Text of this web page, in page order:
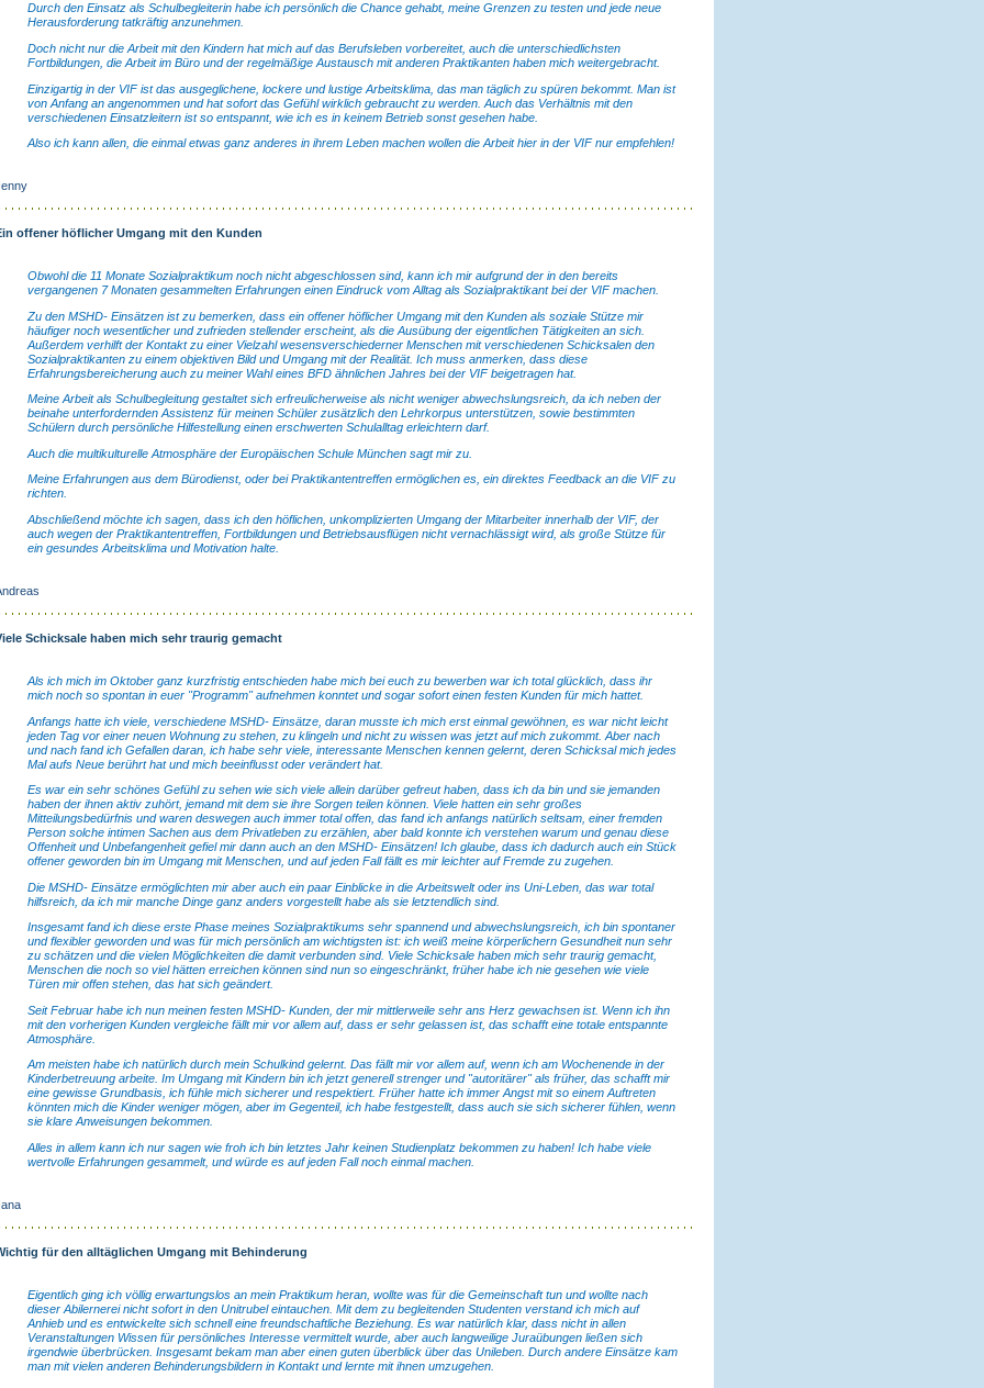
Durch den Einsatz als Schulbegleiterin habe ich persönlich die Chance gehabt, meine Grenzen zu testen und jede neue
Herausforderung tatkräftig anzunehmen.
Doch nicht nur die Arbeit mit den Kindern hat mich auf das Berufsleben vorbereitet, auch die unterschiedlichsten
Fortbildungen, die Arbeit im Büro und der regelmäßige Austausch mit anderen Praktikanten haben mich weitergebracht.
Einzigartig in der VIF ist das ausgeglichene, lockere und lustige Arbeitsklima, das man täglich zu spüren bekommt. Man ist
von Anfang an angenommen und hat sofort das Gefühl wirklich gebraucht zu werden. Auch das Verhältnis mit den
verschiedenen Einsatzleitern ist so entspannt, wie ich es in keinem Betrieb sonst gesehen habe.
Also ich kann allen, die einmal etwas ganz anderes in ihrem Leben machen wollen die Arbeit hier in der VIF nur empfehlen!
offener höflicher Umgang mit den Kunden
Obwohl die 11 Monate Sozialpraktikum noch nicht abgeschlossen sind, kann ich mir aufgrund der in den bereits
vergangenen 7 Monaten gesammelten Erfahrungen einen Eindruck vom Alltag als Sozialpraktikant bei der VIF machen.
Zu den MSHD- Einsätzen ist zu bemerken, dass ein offener höflicher Umgang mit den Kunden als soziale Stütze mir
häufiger noch wesentlicher und zufrieden stellender erscheint, als die Ausübung der eigentlichen Tätigkeiten an sich.
Außerdem verhilft der Kontakt zu einer Vielzahl wesensverschiederner Menschen mit verschiedenen Schicksalen den
Sozialpraktikanten zu einem objektiven Bild und Umgang mit der Realität. Ich muss anmerken, dass diese
Erfahrungsbereicherung auch zu meiner Wahl eines BFD ähnlichen Jahres bei der VIF beigetragen hat.
Meine Arbeit als Schulbegleitung gestaltet sich erfreulicherweise als nicht weniger abwechslungsreich, da ich neben der
beinahe unterfordernden Assistenz für meinen Schüler zusätzlich den Lehrkorpus unterstützen, sowie bestimmten
Schülern durch persönliche Hilfestellung einen erschwerten Schulalltag erleichtern darf.
Auch die multikulturelle Atmosphäre der Europäischen Schule München sagt mir zu.
Meine Erfahrungen aus dem Bürodienst, oder bei Praktikantentreffen ermöglichen es, ein direktes Feedback an die VIF zu
richten.
Abschließend möchte ich sagen, dass ich den höflichen, unkomplizierten Umgang der Mitarbeiter innerhalb der VIF, der
auch wegen der Praktikantentreffen, Fortbildungen und Betriebsausflügen nicht vernachlässigt wird, als große Stütze für
ein gesundes Arbeitsklima und Motivation halte.
Schicksale haben mich sehr traurig gemacht
Als ich mich im Oktober ganz kurzfristig entschieden habe mich bei euch zu bewerben war ich total glücklich, dass ihr
mich noch so spontan in euer "Programm" aufnehmen konntet und sogar sofort einen festen Kunden für mich hattet.
Anfangs hatte ich viele, verschiedene MSHD- Einsätze, daran musste ich mich erst einmal gewöhnen, es war nicht leicht
jeden Tag vor einer neuen Wohnung zu stehen, zu klingeln und nicht zu wissen was jetzt auf mich zukommt. Aber nach
und nach fand ich Gefallen daran, ich habe sehr viele, interessante Menschen kennen gelernt, deren Schicksal mich jedes
Mal aufs Neue berührt hat und mich beeinflusst oder verändert hat.
Es war ein sehr schönes Gefühl zu sehen wie sich viele allein darüber gefreut haben, dass ich da bin und sie jemanden
haben der ihnen aktiv zuhört, jemand mit dem sie ihre Sorgen teilen können. Viele hatten ein sehr großes
Mitteilungsbedürfnis und waren deswegen auch immer total offen, das fand ich anfangs natürlich seltsam, einer fremden
Person solche intimen Sachen aus dem Privatleben zu erzählen, aber bald konnte ich verstehen warum und genau diese
Offenheit und Unbefangenheit gefiel mir dann auch an den MSHD- Einsätzen! Ich glaube, dass ich dadurch auch ein Stück
offener geworden bin im Umgang mit Menschen, und auf jeden Fall fällt es mir leichter auf Fremde zu zugehen.
Die MSHD- Einsätze ermöglichten mir aber auch ein paar Einblicke in die Arbeitswelt oder ins Uni-Leben, das war total
hilfsreich, da ich mir manche Dinge ganz anders vorgestellt habe als sie letztendlich sind.
Insgesamt fand ich diese erste Phase meines Sozialpraktikums sehr spannend und abwechslungsreich, ich bin spontaner
und flexibler geworden und was für mich persönlich am wichtigsten ist: ich weiß meine körperlichern Gesundheit nun sehr
zu schätzen und die vielen Möglichkeiten die damit verbunden sind. Viele Schicksale haben mich sehr traurig gemacht,
Menschen die noch so viel hätten erreichen können sind nun so eingeschränkt, früher habe ich nie gesehen wie viele
Türen mir offen stehen, das hat sich geändert.
Seit Februar habe ich nun meinen festen MSHD- Kunden, der mir mittlerweile sehr ans Herz gewachsen ist. Wenn ich ihn
mit den vorherigen Kunden vergleiche fällt mir vor allem auf, dass er sehr gelassen ist, das schafft eine totale entspannte
Atmosphäre.
Am meisten habe ich natürlich durch mein Schulkind gelernt. Das fällt mir vor allem auf, wenn ich am Wochenende in der
Kinderbetreuung arbeite. Im Umgang mit Kindern bin ich jetzt generell strenger und "autoritärer" als früher, das schafft mir
eine gewisse Grundbasis, ich fühle mich sicherer und respektiert. Früher hatte ich immer Angst mit so einem Auftreten
könnten mich die Kinder weniger mögen, aber im Gegenteil, ich habe festgestellt, dass auch sie sich sicherer fühlen, wenn
sie klare Anweisungen bekommen.
Alles in allem kann ich nur sagen wie froh ich bin letztes Jahr keinen Studienplatz bekommen zu haben! Ich habe viele
wertvolle Erfahrungen gesammelt, und würde es auf jeden Fall noch einmal machen.
für den alltäglichen Umgang mit Behinderung
Eigentlich ging ich völlig erwartungslos an mein Praktikum heran, wollte was für die Gemeinschaft tun und wollte nach
dieser Abilernerei nicht sofort in den Unitrubel eintauchen. Mit dem zu begleitenden Studenten verstand ich mich auf
Anhieb und es entwickelte sich schnell eine freundschaftliche Beziehung. Es war natürlich klar, dass nicht in allen
Veranstaltungen Wissen für persönliches Interesse vermittelt wurde, aber auch langweilige Juraübungen ließen sich
irgendwie überbrücken. Insgesamt bekam man aber einen guten überblick über das Unileben. Durch andere Einsätze kam
man mit vielen anderen Behinderungsbildern in Kontakt und lernte mit ihnen umzugehen.